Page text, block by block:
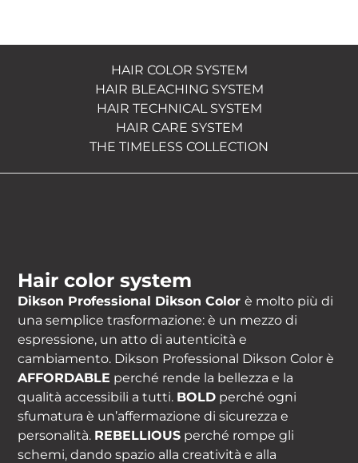
HAIR COLOR SYSTEM
HAIR BLEACHING SYSTEM
HAIR TECHNICAL SYSTEM
HAIR CARE SYSTEM
THE TIMELESS COLLECTION
Hair color system
Dikson Professional Dikson Colorè molto più di
una semplice trasformazione: è un mezzo di
espressione, un atto di autenticità e
cambiamento. Dikson Professional Dikson Color è
AFFORDABLE perché rende la bellezza e la
qualità accessibili a tutti. BOLD perché ogni
sfumatura è un’affermazione di sicurezza e
personalità. REBELLIOUS perché rompe gli
schemi, dando spazio alla creatività e alla